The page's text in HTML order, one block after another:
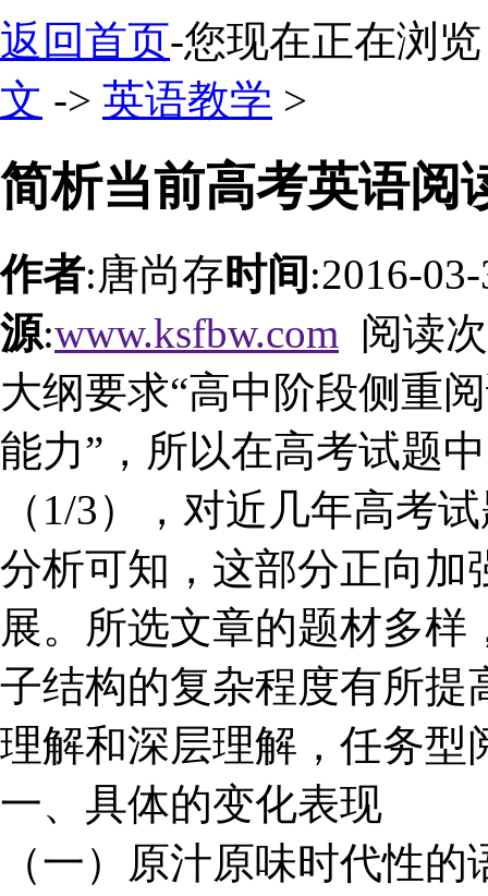
返回首页-您现在正在浏
文 -> 英语教学 >
简析当前高考英语阅
作者:唐尚存时间 :2016-
源:www.ksfbw.com 阅读
大纲要求“高中阶段侧重
能力”，所以在高考试题
（1/3），对近几年高考
分析可知，这部分正向加
展。所选文章的题材多
子结构的复杂程度有所提
理解和深层理解，任务型
一、具体的变化表现
（一）原汁原味时代性的